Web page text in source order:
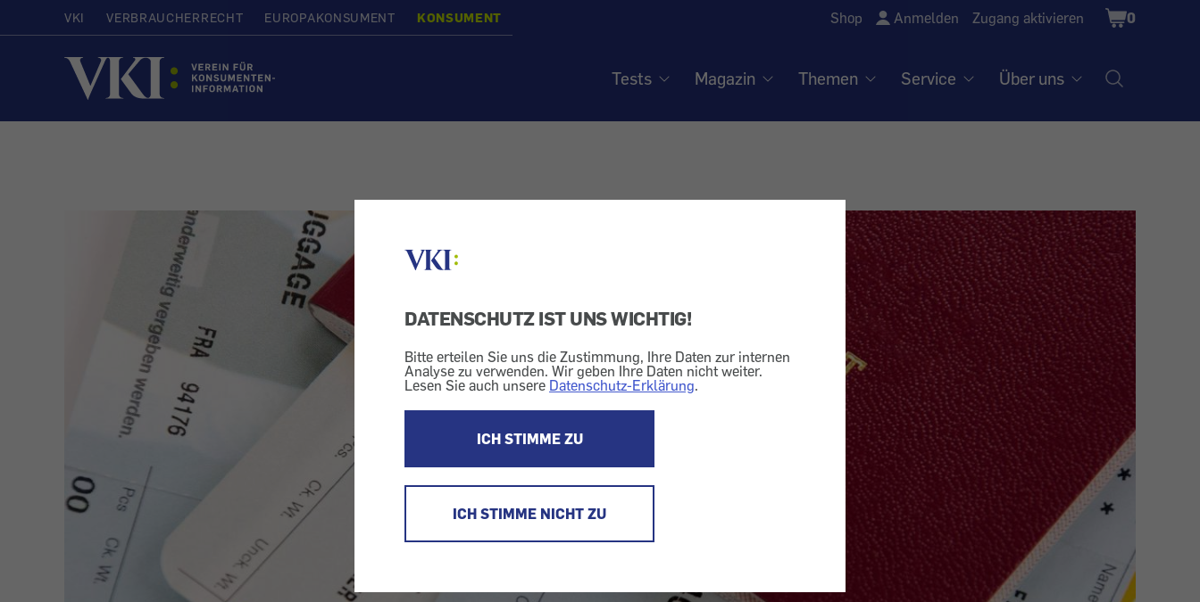
DATENSCHUTZ IST UNS WICHTIG!
Bitte erteilen Sie uns die Zustimmung, Ihre Daten zur internen
Analyse zu verwenden. Wir geben Ihre Daten nicht weiter.
Lesen Sie auch unsere Datenschutz-Erklärung.
ICH STIMME ZU
ICH STIMME NICHT ZU
VKI VERBRAUCHERRECHT EUROPAKONSUMENT KONSUMENT Shop Anmelden Zugang aktivieren
Shopping
Cart
0
Startseite
Tests Magazin Themen Service Über uns